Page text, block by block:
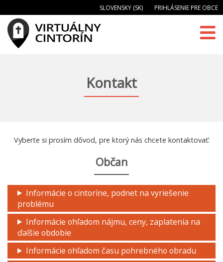
SLOVENSKY (SK) PRIHLÁSENIE PRE OBCE
Kontakt
Vyberte si prosím dôvod, pre ktorý nás chcete kontaktovať:
Občan
Informácie o cintoríne, podnet na vyriešenie
problému
Informácie ohľadom nájmu, ceny, zaplatenia na
ďalšie obdobie
Informácie ohľadom času pohrebného obradu